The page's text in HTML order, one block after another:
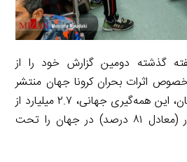
گذشته دومین گزارش خود را از
در خصوص اثرات بحران کرونا جهان منتشر
کرد. طبق گزارش این سازمان، این همه‌گیری جهانی، ۲.۷ میلیارد از
۳.۳ میلیارد نفر نیروی کار (معادل ۸۱ درصد) در جهان را تحت